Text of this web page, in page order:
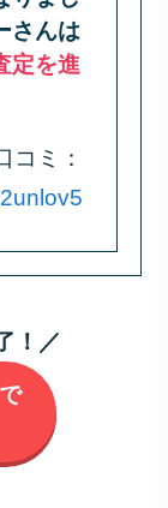
さんは
定を進
コミ：
！／